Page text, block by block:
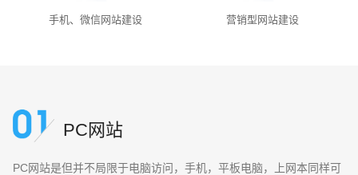
手机、微信网站建设 营销型网站建设
PC网站
PC网站是但并不局限于电脑访问，手机，平板电脑，上网本同样可